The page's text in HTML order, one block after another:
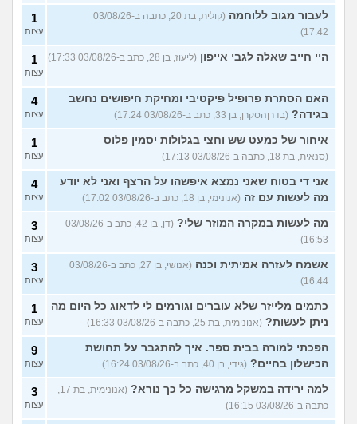
לעבור מגוב ללוחמה
(קולית, בת 20, כתבה ב-03/08/26
17:42)
1
עצות
היי חייב שאלה לגבי אייפון (ליעוז, בן 28, כתב ב-03/08/26 17:33) 1
עצות
האם הסתרת פרופיל פיקטיבי ומחיקת חיפושים נחשב
בגידה? (בדרןהסקרן, בן 33, כתב ב-03/08/26 17:24)
4
עצות
איחור של כמעט שש וחצי בגלולות יסמין פלוס
(סנאית, בת 18, כתבה ב-03/08/26 17:13)
1
עצות
אני די בטוח שאני נמצא איפשהו על הרצף ואני לא יודע
מה לעשות עם זה (אנונימי, בן 18, כתב ב-03/08/26 17:02)
4
עצות
מה לעשות במקרה המוזר שלי?
(דן, בן 42, כתב ב-03/08/26
16:53)
3
עצות
אשמח לעזרה אמיתית וכנה
(אנושי, בן 27, כתב ב-03/08/26
16:44)
3
עצות
כתמים מלייזר שלא עוברים וגורמים לי לדאוג כל היום מה
ניתן לעשות? (אנונימית, בת 25, כתבה ב-03/08/26 16:33)
1
עצות
הפכתי למורה בבית ספר. איך להתגבר על תחושת
הכישלון בחיים? (גידי, בן 40, כתב ב-03/08/26 16:24)
9
עצות
למה ירידה במשקל מרגישה כל כך נורא?
(אנונימית, בת 17,
כתבה ב-03/08/26 16:15)
3
עצות